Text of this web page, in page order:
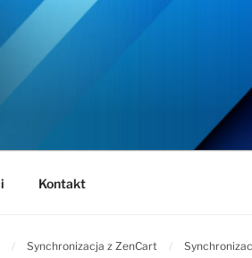
Kontakt
/ Synchronizacja z ZenCart /